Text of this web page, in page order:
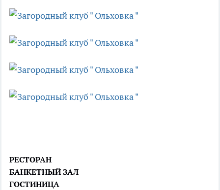
РЕСТОРАН
БАНКЕТНЫЙ ЗАЛ
ГОСТИНИЦА